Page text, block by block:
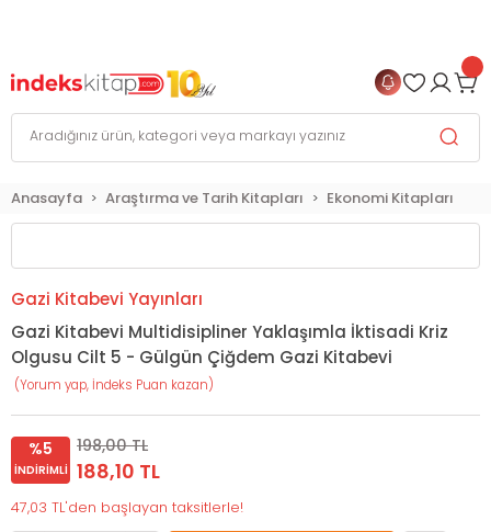
Anasayfa Araştırma ve Tarih Kitapları Ekonomi Kitapları
Gazi Kitabevi Yayınları
Gazi Kitabevi Multidisipliner Yaklaşımla İktisadi Kriz
Olgusu Cilt 5 - Gülgün Çiğdem Gazi Kitabevi
(Yorum yap, İndeks Puan kazan)
%5
İNDIRIMLI
198,00 TL
188,10 TL
47,03 TL'den başlayan taksitlerle!